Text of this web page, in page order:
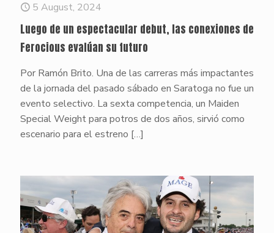
5 August, 2024
Luego de un espectacular debut, las conexiones de
Ferocious evalúan su futuro
Por Ramón Brito. Una de las carreras más impactantes
de la jornada del pasado sábado en Saratoga no fue un
evento selectivo. La sexta competencia, un Maiden
Special Weight para potros de dos años, sirvió como
escenario para el estreno […]